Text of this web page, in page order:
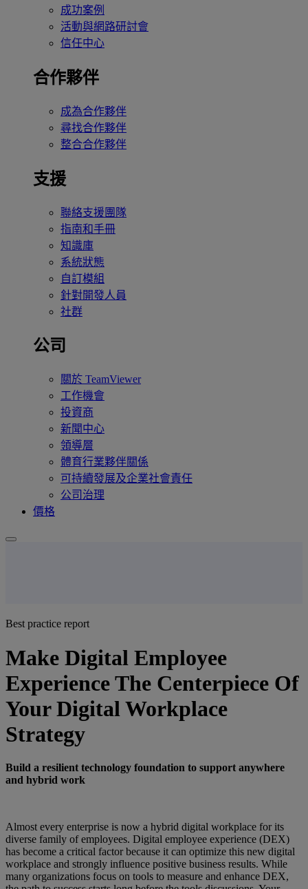
成功案例
活動與網路研討會
信任中心
合作夥伴
成為合作夥伴
尋找合作夥伴
整合合作夥伴
支援
聯絡支援團隊
指南和手冊
知識庫
系統狀態
自訂模組
針對開發人員
社群
公司
關於 TeamViewer
工作機會
投資商
新聞中心
領導層
體育行業夥伴關係
可持續發展及企業社會責任
公司治理
價格
Best practice report
Make Digital Employee
Experience The Centerpiece Of
Your Digital Workplace
Strategy
Build a resilient technology foundation to support anywhere
and hybrid work
Almost every enterprise is now a hybrid digital workplace for its
diverse family of employees. Digital employee experience (DEX)
has become a critical factor because it can optimize this new digital
workplace and strongly influence positive business results. While
many organizations focus on tools to measure and enhance DEX,